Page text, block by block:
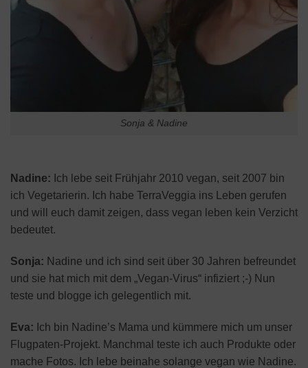
Sonja & Nadine
Nadine: Ich lebe seit Frühjahr 2010 vegan, seit 2007 bin
ich Vegetarierin. Ich habe TerraVeggia ins Leben gerufen
und will euch damit zeigen, dass vegan leben kein Verzicht
bedeutet.
Sonja: Nadine und ich sind seit über 30 Jahren befreundet
und sie hat mich mit dem „Vegan-Virus“ infiziert ;-) Nun
teste und blogge ich gelegentlich mit.
Eva: Ich bin Nadine’s Mama und kümmere mich um unser
Flugpaten-Projekt. Manchmal teste ich auch Produkte oder
mache Fotos. Ich lebe beinahe solange vegan wie Nadine.